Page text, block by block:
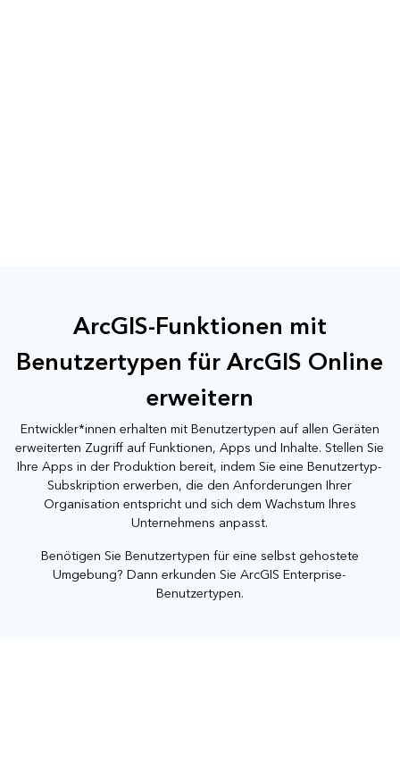
ArcGIS-Funktionen mit
Benutzertypen für ArcGIS Online
erweitern
Entwickler*innen erhalten mit Benutzertypen auf allen Geräten
erweiterten Zugriff auf Funktionen, Apps und Inhalte. Stellen Sie
Ihre Apps in der Produktion bereit, indem Sie eine Benutzertyp-
Subskription erwerben, die den Anforderungen Ihrer
Organisation entspricht und sich dem Wachstum Ihres
Unternehmens anpasst.
Benötigen Sie Benutzertypen für eine selbst gehostete
Umgebung? Dann erkunden SieArcGIS Enterprise-
Benutzertypen.